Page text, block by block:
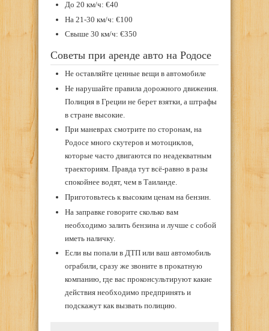
До 20 км/ч: €40
На 21-30 км/ч: €100
Свыше 30 км/ч: €350
Советы при аренде авто на Родосе
Не оставляйте ценные вещи в автомобиле
Не нарушайте правила дорожного движения.
Полиция в Греции не берет взятки, а штрафы
в стране высокие.
При маневрах смотрите по сторонам, на
Родосе много скутеров и мотоциклов,
которые часто двигаются по неадекватным
траекториям. Правда тут всё-равно в разы
спокойнее водят, чем в Таиланде.
Приготовьтесь к высоким ценам на бензин.
На заправке говорите сколько вам
необходимо залить бензина и лучше с собой
иметь наличку.
Если вы попали в ДТП или ваш автомобиль
ограбили, сразу же звоните в прокатную
компанию, где вас проконсультируют какие
действия необходимо предпринять и
подскажут как вызвать полицию.